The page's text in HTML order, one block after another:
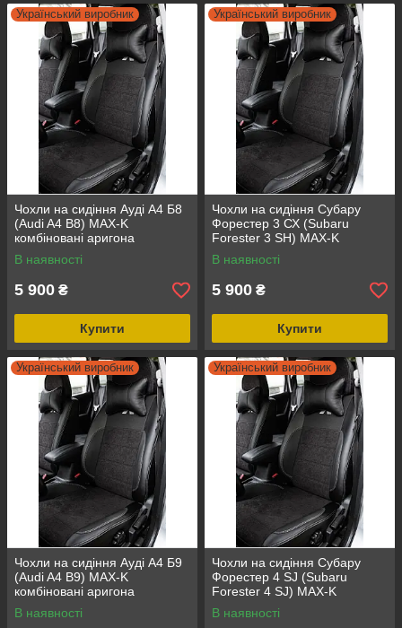
Український виробник
Чохли на сидіння Ауді А4 Б8
(Audi A4 B8) MAX-K
комбіновані аригона
алькантара
В наявності
5 900 ₴
Купити
Український виробник
Чохли на сидіння Субару
Форестер 3 СХ (Subaru
Forester 3 SH) MAX-K
комбіновані аригона
алькантара
В наявності
5 900 ₴
Купити
Український виробник
Чохли на сидіння Ауді А4 Б9
(Audi A4 B9) MAX-K
комбіновані аригона
алькантара
В наявності
Український виробник
Чохли на сидіння Субару
Форестер 4 SJ (Subaru
Forester 4 SJ) MAX-K
комбіновані аригона
алькантара
В наявності